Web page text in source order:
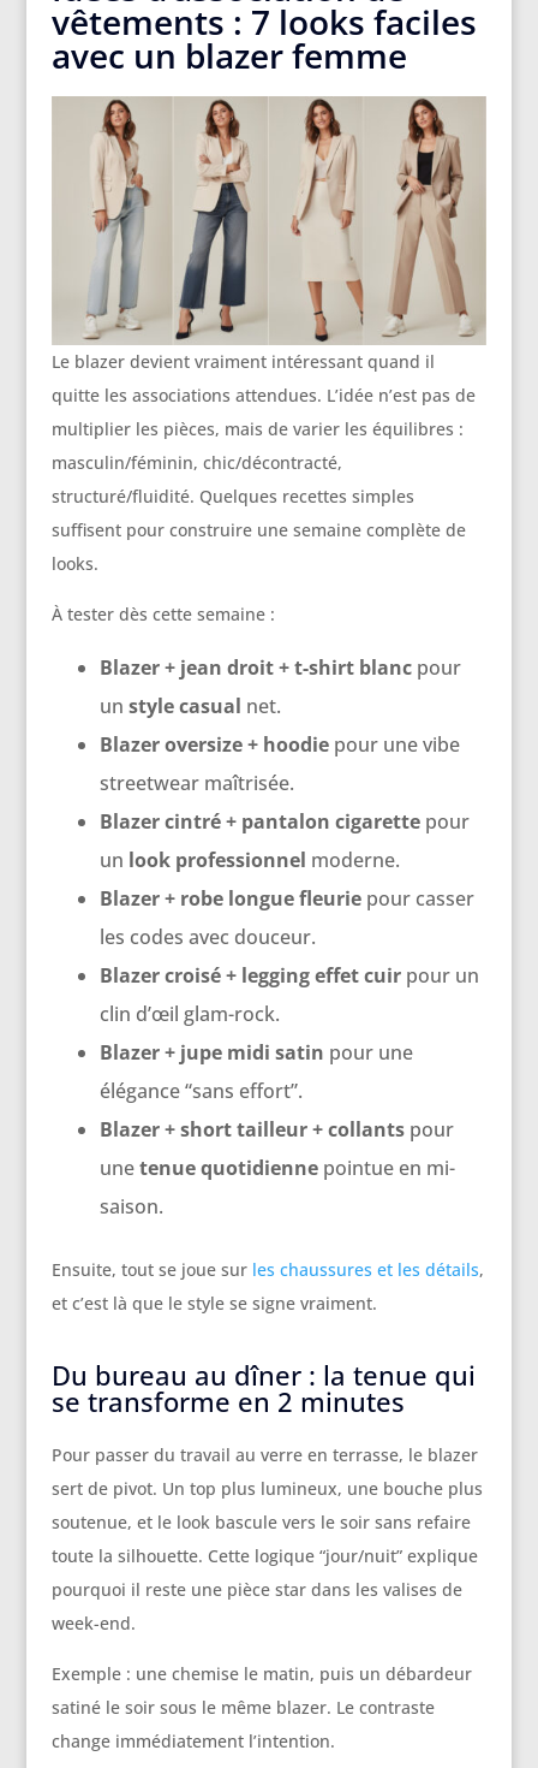
vêtements : 7 looks faciles
avec un blazer femme
Le blazer devient vraiment intéressant quand il
quitte les associations attendues. L’idée n’est pas de
multiplier les pièces, mais de varier les équilibres :
masculin/féminin, chic/décontracté,
structuré/fluidité. Quelques recettes simples
suffisent pour construire une semaine complète de
looks.
À tester dès cette semaine :
Blazer + jean droit + t-shirt blancpour
un style casual net.
Blazer oversize + hoodiepour une vibe
streetwear maîtrisée.
Blazer cintré + pantalon cigarettepour
un look professionnel moderne.
Blazer + robe longue fleuriepour casser
les codes avec douceur.
Blazer croisé + legging effet cuirpour un
clin d’œil glam-rock.
Blazer + jupe midi satin pour une
élégance “sans effort”.
Blazer + short tailleur + collantspour
unetenue quotidiennepointue en mi-
saison.
Ensuite, tout se joue sur les chaussures et les détails,
et c’est là que le style se signe vraiment.
Du bureau au dîner : la tenue qui
se transforme en 2 minutes
Pour passer du travail au verre en terrasse, le blazer
sert de pivot. Un top plus lumineux, une bouche plus
soutenue, et le look bascule vers le soir sans refaire
toute la silhouette. Cette logique “jour/nuit” explique
pourquoi il reste une pièce star dans les valises de
week-end.
Exemple : une chemise le matin, puis un débardeur
satiné le soir sous le même blazer. Le contraste
change immédiatement l’intention.